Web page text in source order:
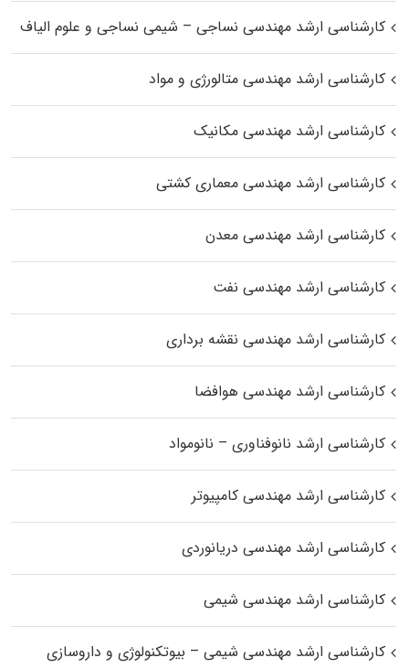
کارشناسی ارشد مهندسی نساجی – شیمی نساجی و علوم الیاف
کارشناسی ارشد مهندسی متالورژی و مواد
کارشناسی ارشد مهندسی مکانیک
کارشناسی ارشد مهندسی معماری کشتی
کارشناسی ارشد مهندسی معدن
کارشناسی ارشد مهندسی نفت
کارشناسی ارشد مهندسی نقشه برداری
کارشناسی ارشد مهندسی هوافضا
کارشناسی ارشد نانوفناوری – نانومواد
کارشناسی ارشد مهندسی کامپیوتر
کارشناسی ارشد مهندسی دریانوردی
کارشناسی ارشد مهندسی شیمی
کارشناسی ارشد مهندسی شیمی – بیوتکنولوژی و داروسازی